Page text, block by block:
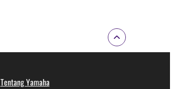
Tentang Yamaha